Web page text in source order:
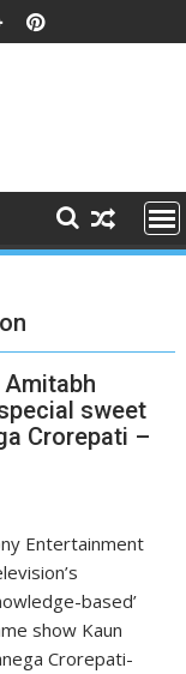
Amitabh
sweet
Crorepati –
Entertainment
based’
show Kaun
Crorepati-